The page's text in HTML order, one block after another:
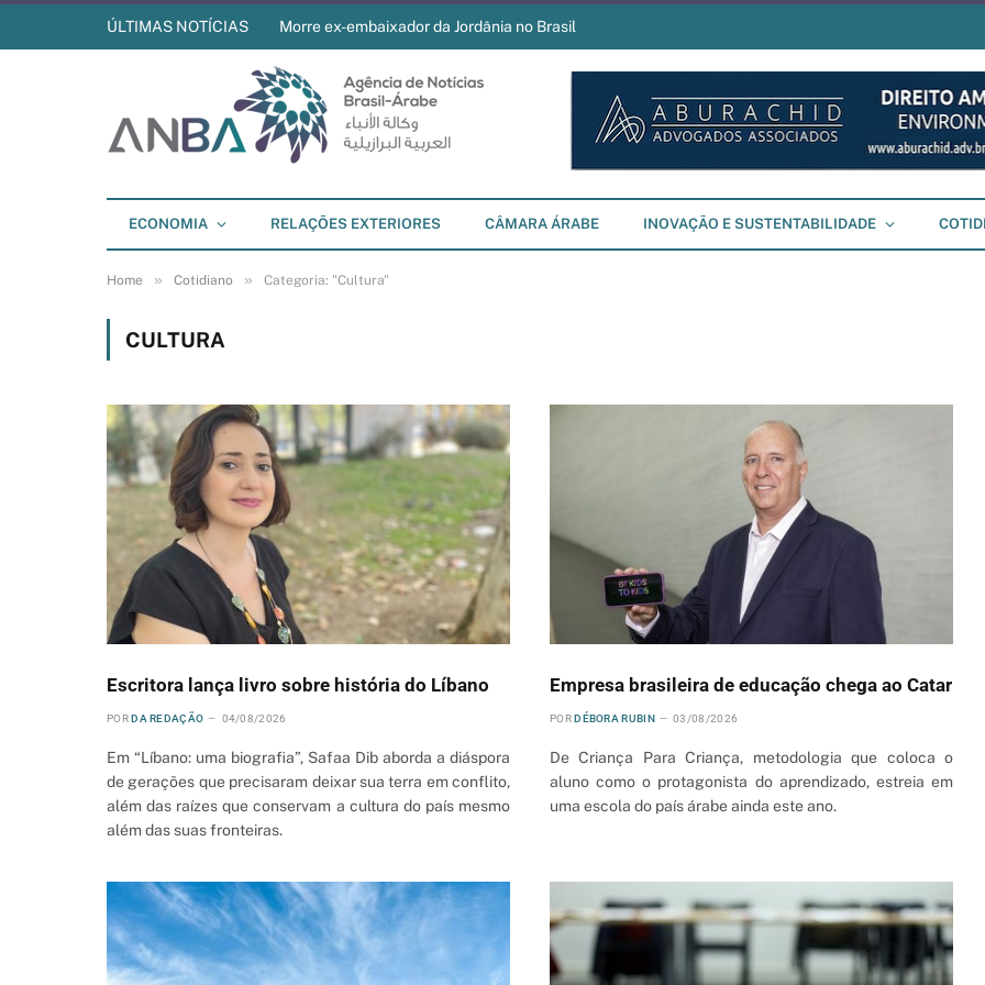
ÚLTIMAS NOTÍCIAS Morre ex-embaixador da Jordânia no Brasil
ECONOMIA RELAÇÕES EXTERIORES CÂMARA ÁRABE INOVAÇÃO E SUSTENTABILIDADE
Home » Cotidiano » Categoria: "Cultura"
CULTURA
Escritora lança livro sobre história do Líbano
POR DA REDAÇÃO 04/08/2026
Em “Líbano: uma biografia”, Safaa Dib aborda a diáspora
de gerações que precisaram deixar sua terra em conflito,
além das raízes que conservam a cultura do país mesmo
além das suas fronteiras.
Empresa brasileira de educação chega ao Catar
POR DÉBORA RUBIN 03/08/2026
De Criança Para Criança, metodologia que coloca o
aluno como o protagonista do aprendizado, estreia em
uma escola do país árabe ainda este ano.